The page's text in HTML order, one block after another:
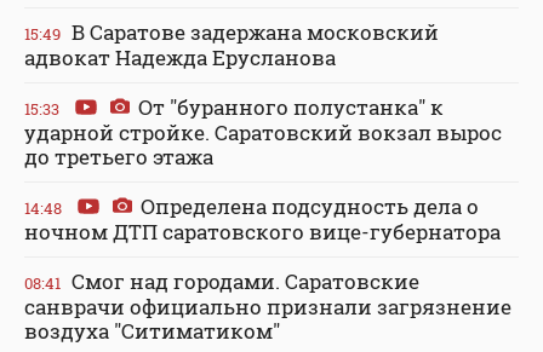
15:49 В Саратове задержана московский
адвокат Надежда Ерусланова
15:33
От "буранного полустанка" к
ударной стройке. Саратовский вокзал вырос
до третьего этажа
14:48
Определена подсудность дела о
ночном ДТП саратовского вице-губернатора
08:41 Смог над городами. Саратовские
санврачи официально признали загрязнение
воздуха "Ситиматиком"